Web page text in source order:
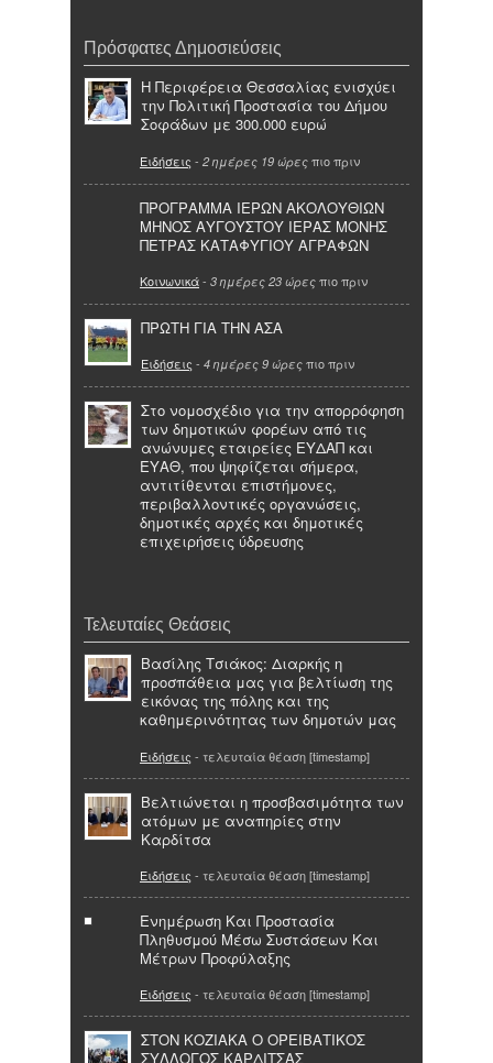
Πρόσφατες Δημοσιεύσεις
Η Περιφέρεια Θεσσαλίας ενισχύει
την Πολιτική Προστασία του Δήμου
Σοφάδων με 300.000 ευρώ
Ειδήσεις - 2 ημέρες 19 ώρες πιο πριν
ΠΡΟΓΡΑΜΜΑ ΙΕΡΩΝ ΑΚΟΛΟΥΘΙΩΝ
ΜΗΝΟΣ ΑΥΓΟΥΣΤΟΥ ΙΕΡΑΣ ΜΟΝΗΣ
ΠΕΤΡΑΣ ΚΑΤΑΦΥΓΙΟΥ ΑΓΡΑΦΩΝ
Κοινωνικά- 3 ημέρες 23 ώρες πιο πριν
ΠΡΩΤΗ ΓΙΑ ΤΗΝ ΑΣΑ
Ειδήσεις - 4 ημέρες 9 ώρες πιο πριν
Στο νομοσχέδιο για την απορρόφηση
των δημοτικών φορέων από τις
ανώνυμες εταιρείες ΕΥΔΑΠ και
ΕΥΑΘ, που ψηφίζεται σήμερα,
αντιτίθενται επιστήμονες,
περιβαλλοντικές οργανώσεις,
δημοτικές αρχές και δημοτικές
επιχειρήσεις ύδρευσης
Τελευταίες Θεάσεις
Βασίλης Τσιάκος: Διαρκής η
προσπάθεια μας για βελτίωση της
εικόνας της πόλης και της
καθημερινότητας των δημοτών μας
Ειδήσεις - τελευταία θέαση [timestamp]
Βελτιώνεται η προσβασιμότητα των
ατόμων με αναπηρίες στην
Καρδίτσα
Ειδήσεις - τελευταία θέαση [timestamp]
Ενημέρωση Και Προστασία
Πληθυσμού Μέσω Συστάσεων Και
Μέτρων Προφύλαξης
Ειδήσεις - τελευταία θέαση [timestamp]
ΣΤΟΝ ΚΟΖΙΑΚΑ Ο ΟΡΕΙΒΑΤΙΚΟΣ
ΣΥΛΛΟΓΟΣ ΚΑΡΔΙΤΣΑΣ